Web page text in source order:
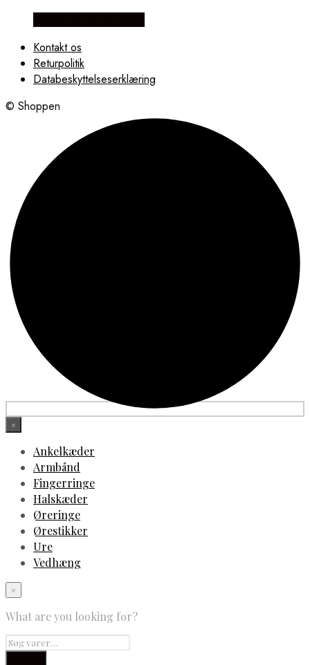
Kontakt os
Returpolitik
Databeskyttelseserklæring
© Shoppen
×
Ankelkæder
Armbånd
Fingerringe
Halskæder
Øreringe
Ørestikker
Ure
Vedhæng
×
What are you looking for?